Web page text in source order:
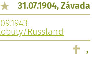
31.07.1904, Závada
Russland
,